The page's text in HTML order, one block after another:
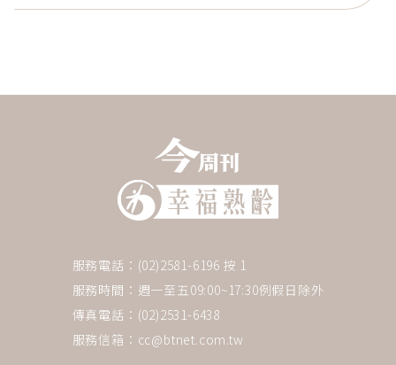
服務電話：(02)2581-6196 按 1
服務時間：週一至五09:00~17:30例假日除外
傳真電話：(02)2531-6438
服務信箱： cc@btnet.com.tw